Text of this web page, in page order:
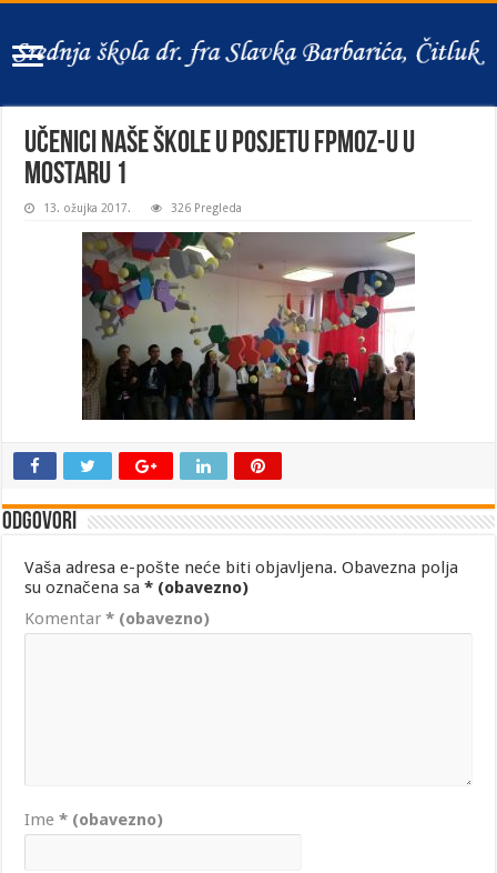
Učenici naše škole u posjetu FPMOZ-u u
Mostaru 1
13. ožujka 2017. 326 Pregleda
Odgovori
Vaša adresa e-pošte neće biti objavljena. Obavezna polja
su označena sa* (obavezno)
Komentar* (obavezno)
Ime* (obavezno)